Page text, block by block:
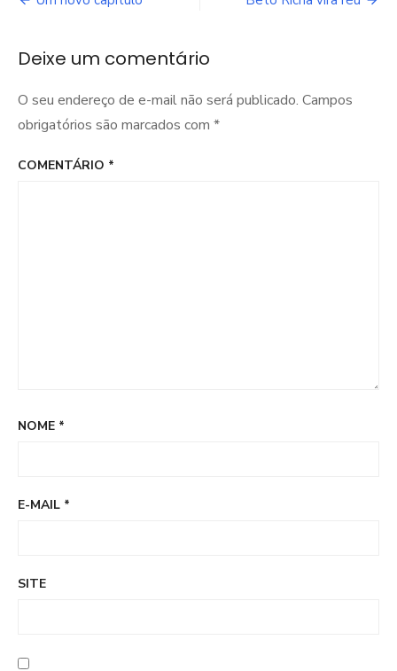
Post
Deixe um comentário
O seu endereço de e-mail não será publicado. Campos
obrigatórios são marcados com *
COMENTÁRIO *
NOME *
E-MAIL *
SITE